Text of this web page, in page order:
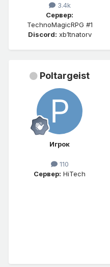
3.4k
Сервер:
TechnoMagicRPG #1
Discord: xb1tnatorv
Poltargeist
Игрок
110
Сервер: HiTech